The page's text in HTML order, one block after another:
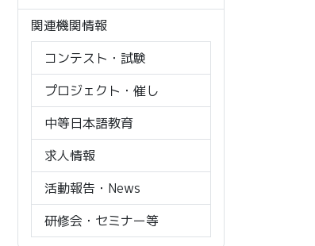
関連機関情報
コンテスト・試験
プロジェクト・催し
中等日本語教育
求人情報
活動報告・News
研修会・セミナー等